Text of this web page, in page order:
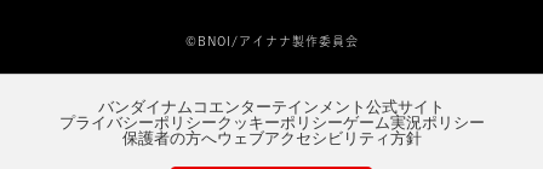
©BNOI/アイナナ製作委員会
バンダイナムコエンターテインメント公式サイト
プライバシーポリシークッキーポリシーゲーム実況ポリシー
保護者の方へウェブアクセシビリティ方針